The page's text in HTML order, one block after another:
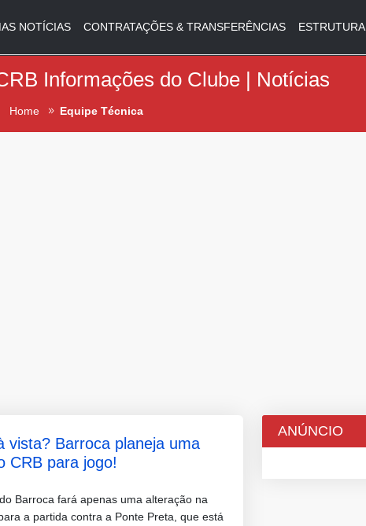
NOTÍCIAS CONTRATAÇÕES & TRANSFERÊNCIAS ESTRUTURA
Informações do Clube | Notícias
Home Equipe Técnica
vista? Barroca planeja uma
CRB para jogo!
Barroca fará apenas uma alteração na
a partida contra a Ponte Preta, que está
ANÚNCIO